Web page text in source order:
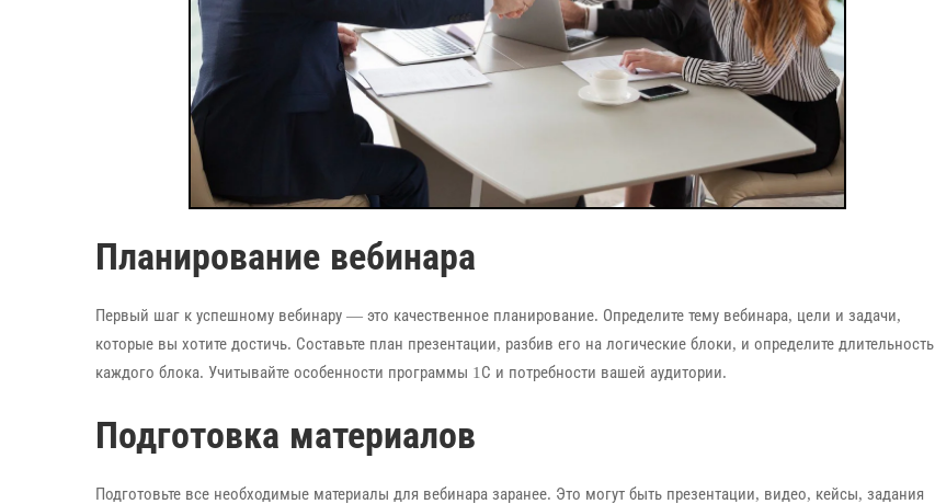
Планирование вебинара
Первый шаг к успешному вебинару — это качественное планирование. Определите тему вебинара, цели и задачи,
которые вы хотите достичь. Составьте план презентации, разбив его на логические блоки, и определите длительность
каждого блока. Учитывайте особенности программы 1С и потребности вашей аудитории.
Подготовка материалов
Подготовьте все необходимые материалы для вебинара заранее. Это могут быть презентации, видео, кейсы, задания